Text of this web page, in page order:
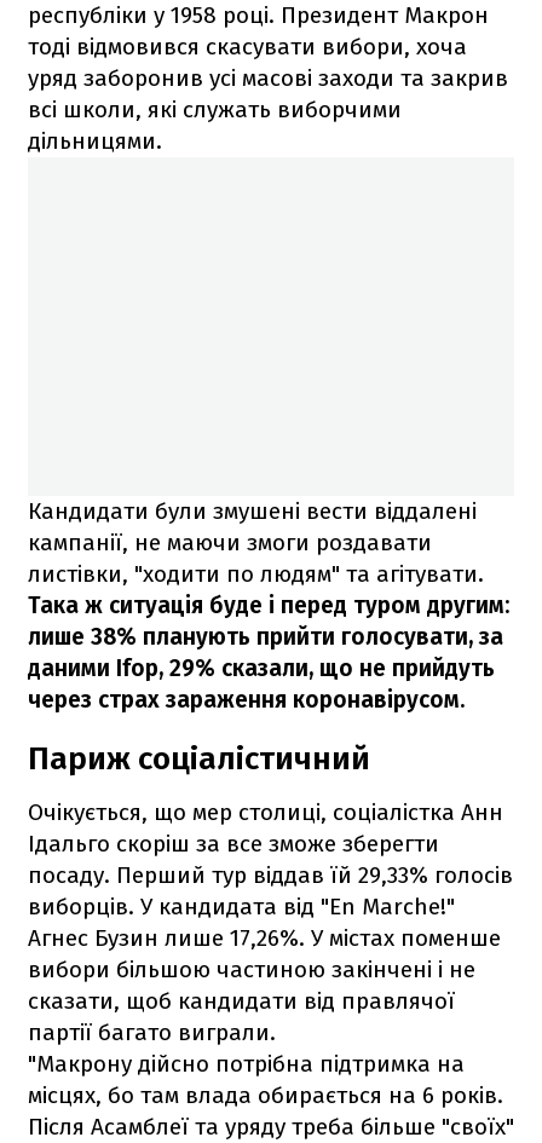
республіки у 1958 році. Президент Макрон
тоді відмовився скасувати вибори, хоча
уряд заборонив усі масові заходи та закрив
всі школи, які служать виборчими
дільницями.
Кандидати були змушені вести віддалені
кампанії, не маючи змоги роздавати
листівки, "ходити по людям" та агітувати.
Така ж ситуація буде і перед туром другим:
лише 38% планують прийти голосувати, за
даними Ifop, 29% сказали, що не прийдуть
через страх зараження коронавірусом.
Париж соціалістичний
Очікується, що мер столиці, соціалістка Анн
Ідальго скоріш за все зможе зберегти
посаду. Перший тур віддав їй 29,33% голосів
виборців. У кандидата від "En Marche!"
Агнес Бузин лише 17,26%. У містах поменше
вибори більшою частиною закінчені і не
сказати, щоб кандидати від правлячої
партії багато виграли.
"Макрону дійсно потрібна підтримка на
місцях, бо там влада обирається на 6 років.
Після Асамблеї та уряду треба більше "своїх"